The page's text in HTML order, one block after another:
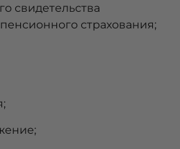
свидетельства
страхования;